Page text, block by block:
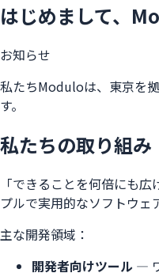
はじめまして、
お知らせ
私たちModuloは、東京を
す。
私たちの取り組み
「できることを何倍にも
プルで実用的なソフトウェ
主な開発領域：
開発者向けツール —